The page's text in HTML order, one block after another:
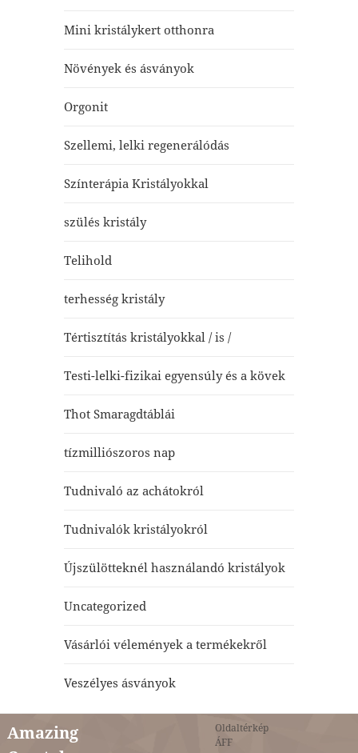
Mini kristálykert otthonra
Növények és ásványok
Orgonit
Szellemi, lelki regenerálódás
Színterápia Kristályokkal
szülés kristály
Telihold
terhesség kristály
Tértisztítás kristályokkal / is /
Testi-lelki-fizikai egyensúly és a kövek
Thot Smaragdtáblái
tízmilliószoros nap
Tudnivaló az achátokról
Tudnivalók kristályokról
Újszülötteknél használandó kristályok
Uncategorized
Vásárlói vélemények a termékekről
Veszélyes ásványok
Amazing
Oldaltérkép
ÁFF